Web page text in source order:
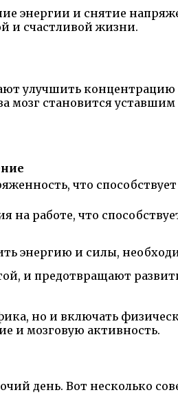
энергии и снятие
и счастливой жизни.
улучшить концентрацию
мозг становится
что
на работе, что
энергию и силы,
и предотвращают
но и включать
и мозговую активность.
день. Вот несколько